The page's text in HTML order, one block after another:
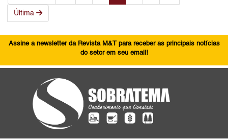
Última
Assine a newsletter da Revista M&T para receber as principais notícias
do setor em seu email!